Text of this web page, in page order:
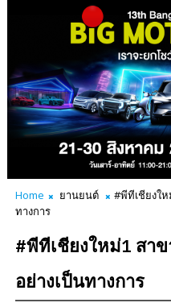
Home ยานยนต์
#พีทีเชียงใ
ทางการ
#พีทีเชียงใหม่1 สา
อย่างเป็นทางการ